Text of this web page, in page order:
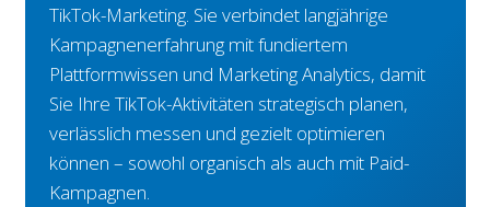
TikTok-Marketing. Sie verbindet langjährige
Kampagnenerfahrung mit fundiertem
Plattformwissen und Marketing Analytics, damit
Sie Ihre TikTok-Aktivitäten strategisch planen,
verlässlich messen und gezielt optimieren
können – sowohl organisch als auch mit Paid-
Kampagnen.